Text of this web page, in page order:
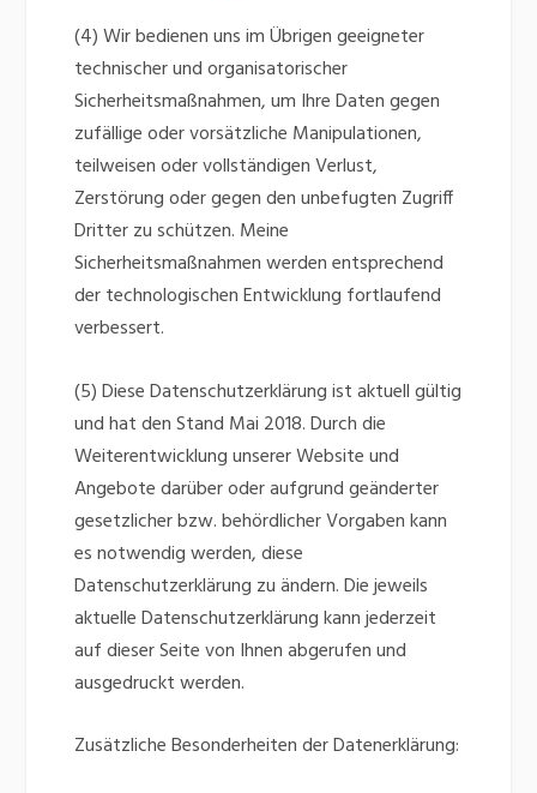
(4) Wir bedienen uns im Übrigen geeigneter
technischer und organisatorischer
Sicherheitsmaßnahmen, um Ihre Daten gegen
zufällige oder vorsätzliche Manipulationen,
teilweisen oder vollständigen Verlust,
Zerstörung oder gegen den unbefugten Zugriff
Dritter zu schützen. Meine
Sicherheitsmaßnahmen werden entsprechend
der technologischen Entwicklung fortlaufend
verbessert.
(5) Diese Datenschutzerklärung ist aktuell gültig
und hat den Stand Mai 2018. Durch die
Weiterentwicklung unserer Website und
Angebote darüber oder aufgrund geänderter
gesetzlicher bzw. behördlicher Vorgaben kann
es notwendig werden, diese
Datenschutzerklärung zu ändern. Die jeweils
aktuelle Datenschutzerklärung kann jederzeit
auf dieser Seite von Ihnen abgerufen und
ausgedruckt werden.
Zusätzliche Besonderheiten der Datenerklärung: